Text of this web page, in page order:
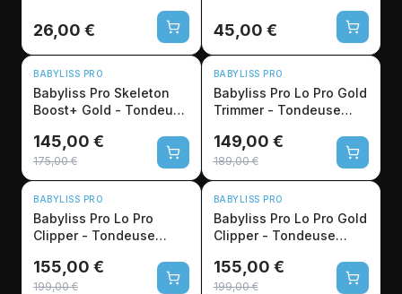
26,00 € 45,00 €
-17%
BABYLISS PRO
Babyliss Pro Skeleton
Boost+ Gold - Tondeuse
145,00 €
175,00 €
-21%
BABYLISS PRO
Babyliss Pro Lo Pro Gold
Trimmer - Tondeuse
149,00 €
189,00 €
-22%
BABYLISS PRO
Babyliss Pro Lo Pro
Clipper - Tondeuse
6800rpm
155,00 €
199,00 €
-22%
BABYLISS PRO
Babyliss Pro Lo Pro Gold
Clipper - Tondeuse
155,00 €
199,00 €